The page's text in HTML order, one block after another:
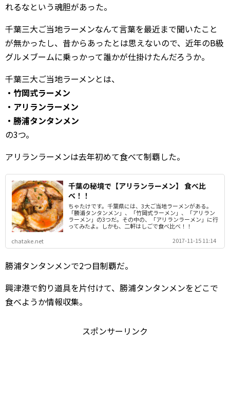
れるなという魂胆があった。
千葉三大ご当地ラーメンなんて言葉を最近まで聞いたこと
が無かったし、昔からあったとは思えないので、近年のB級
グルメブームに乗っかって誰かが仕掛けたんだろうか。
千葉三大ご当地ラーメンとは、
・竹岡式ラーメン
・アリランラーメン
・勝浦タンタンメン
の3つ。
アリランラーメンは去年初めて食べて制覇した。
千葉の秘境で【アリランラーメン】 食べ比
べ！！
ちゃたけです。千葉県には、3大ご当地ラーメンがある。
「勝浦タンタンメン」、「竹岡式ラーメン」、「アリラン
ラーメン」の3つだ。その中の、「アリランラーメン」に行
ってみたよ。しかも、二軒はしごで食べ比べ！！
chatake.net
2017-11-15 11:14
勝浦タンタンメンで2つ目制覇だ。
興津港で釣り道具を片付けて、勝浦タンタンメンをどこで
食べようか情報収集。
スポンサーリンク